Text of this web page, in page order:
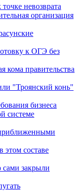
невозврата
организация
к ОГЭ без
кома правительства
"Троянский конь"
бизнеса
системе
составе
закрыли